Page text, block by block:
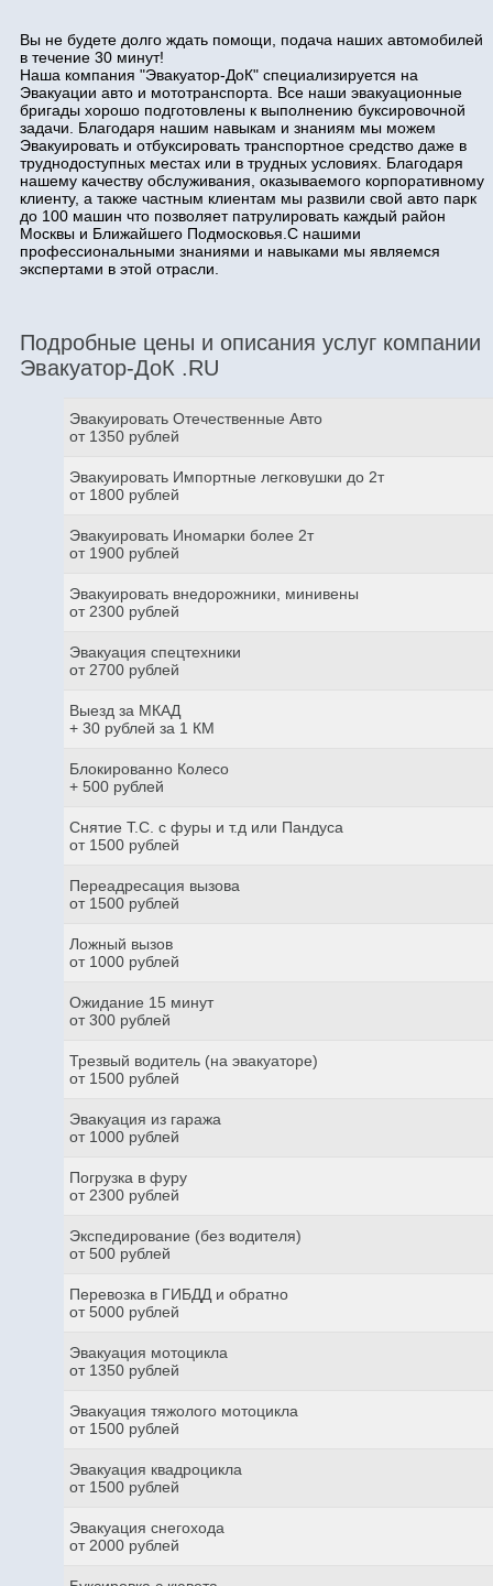
Вы не будете долго ждать помощи, подача наших автомобилей
в течение 30 минут!
Наша компания "Эвакуатор-ДоК" специализируется на
Эвакуации авто и мототранспорта. Все наши эвакуационные
бригады хорошо подготовлены к выполнению буксировочной
задачи. Благодаря нашим навыкам и знаниям мы можем
Эвакуировать и отбуксировать транспортное средство даже в
труднодоступных местах или в трудных условиях. Благодаря
нашему качеству обслуживания, оказываемого корпоративному
клиенту, а также частным клиентам мы развили свой авто парк
до 100 машин что позволяет патрулировать каждый район
Москвы и Ближайшего Подмосковья.С нашими
профессиональными знаниями и навыками мы являемся
экспертами в этой отрасли.
Подробные цены и описания услуг компании
Эвакуатор-ДоК .RU
Эвакуировать Отечественные Авто
от 1350 рублей
Эвакуировать Импортные легковушки до 2т
от 1800 рублей
Эвакуировать Иномарки более 2т
от 1900 рублей
Эвакуировать внедорожники, минивены
от 2300 рублей
Эвакуация спецтехники
от 2700 рублей
Выезд за МКАД
+ 30 рублей за 1 КМ
Блокированно Колесо
+ 500 рублей
Снятие Т.С. с фуры и т.д или Пандуса
от 1500 рублей
Переадресация вызова
от 1500 рублей
Ложный вызов
от 1000 рублей
Ожидание 15 минут
от 300 рублей
Трезвый водитель (на эвакуаторе)
от 1500 рублей
Эвакуация из гаража
от 1000 рублей
Погрузка в фуру
от 2300 рублей
Экспедирование (без водителя)
от 500 рублей
Перевозка в ГИБДД и обратно
от 5000 рублей
Эвакуация мотоцикла
от 1350 рублей
Эвакуация тяжолого мотоцикла
от 1500 рублей
Эвакуация квадроцикла
от 1500 рублей
Эвакуация снегохода
от 2000 рублей